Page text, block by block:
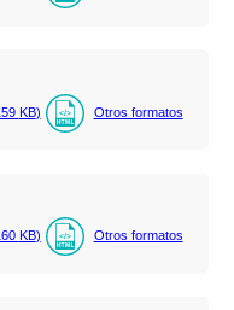
KB) Otros formatos
KB) Otros formatos